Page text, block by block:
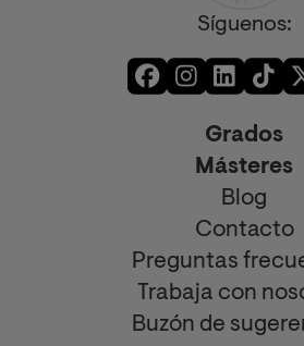
Síguenos:
Grados
Másteres
Blog
Contacto
Preguntas
Trabaja con
Buzón de